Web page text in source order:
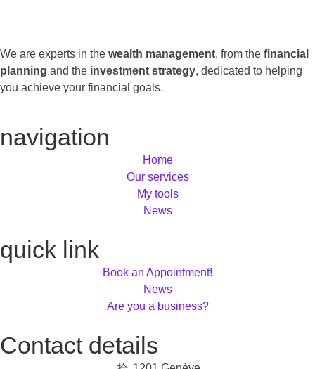
We are experts in the wealth management, from the financial
planning and the investment strategy, dedicated to helping
you achieve your financial goals.
navigation
Home
Our services
My tools
News
quick link
Book an Appointment!
News
Are you a business?
Contact details